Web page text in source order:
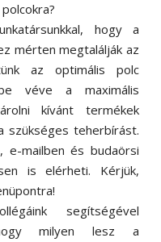
hogy a
mérten megtalálják az
az optimális polc
véve a maximális
kívánt termékek
szükséges teherbírást.
e-mailben és budaörsi
is elérheti. Kérjük,
segítségével
milyen lesz a